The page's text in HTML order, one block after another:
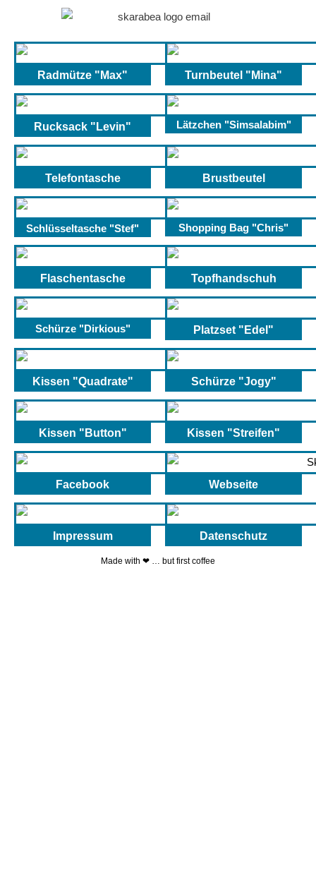
Radmütze "Max" Turnbeutel "Mina"
Rucksack "Levin" Lätzchen "Simsalabim"
Telefontasche Brustbeutel
Schlüsseltasche "Stef" Shopping Bag "Chris"
Flaschentasche Topfhandschuh
Schürze "Dirkious" Platzset "Edel"
Kissen "Quadrate" Schürze "Jogy"
Kissen "Button" Kissen "Streifen"
Facebook Webseite
Impressum Datenschutz
Made with ❤ … but first coffee